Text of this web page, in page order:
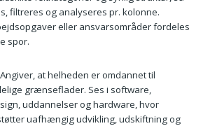
filtreres og analyseres pr. kolonne.
eller ansvarsområder fordeles
spor.
at helheden er omdannet til
grænseflader. Ses i software,
uddannelser og hardware, hvor
uafhængig udvikling, udskiftning og